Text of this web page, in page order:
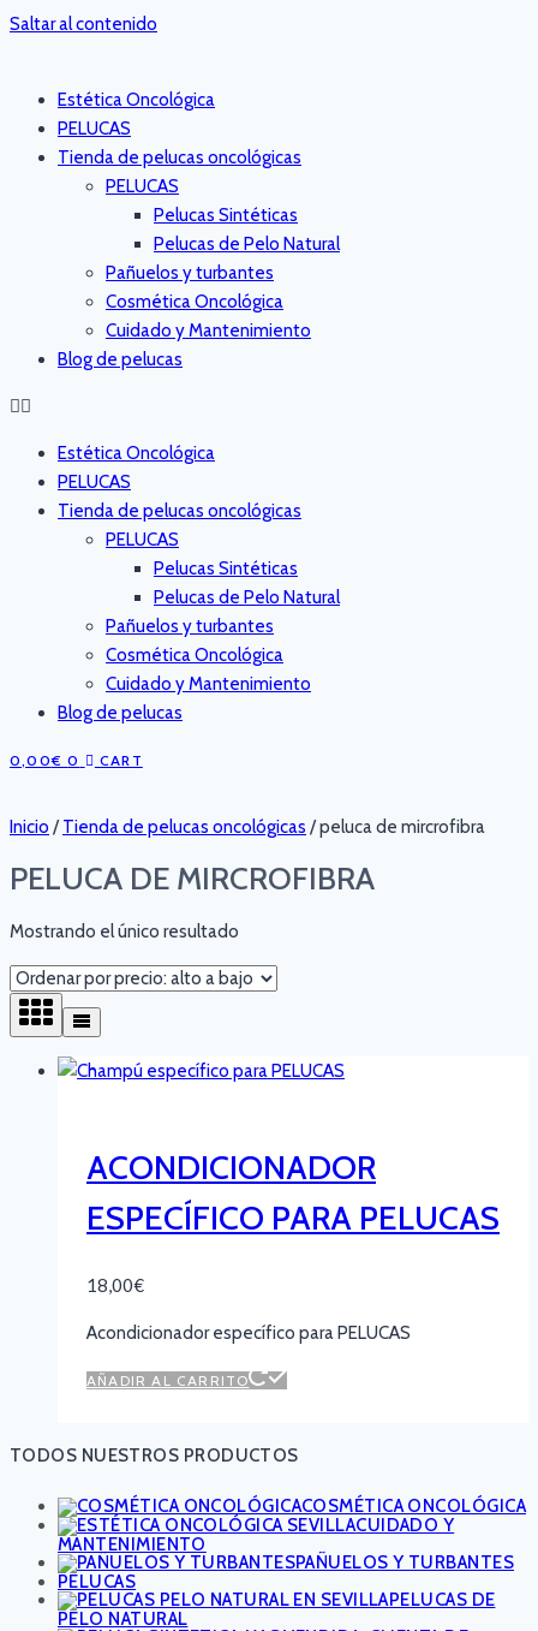
Saltar al contenido
Estética Oncológica
PELUCAS
Tienda de pelucas oncológicas
PELUCAS
Pelucas Sintéticas
Pelucas de Pelo Natural
Pañuelos y turbantes
Cosmética Oncológica
Cuidado y Mantenimiento
Blog de pelucas
Estética Oncológica
PELUCAS
Tienda de pelucas oncológicas
PELUCAS
Pelucas Sintéticas
Pelucas de Pelo Natural
Pañuelos y turbantes
Cosmética Oncológica
Cuidado y Mantenimiento
Blog de pelucas
0,00€ 0 CART
Inicio / Tienda de pelucas oncológicas /peluca de mircrofibra
PELUCA DE MIRCROFIBRA
Mostrando el único resultado
ACONDICIONADOR
ESPECÍFICO PARA PELUCAS
18,00€
Acondicionador específico para PELUCAS
AÑADIR AL CARRITO
TODOS NUESTROS PRODUCTOS
COSMÉTICA ONCOLÓGICA
CUIDADO Y
MANTENIMIENTO
PAÑUELOS Y TURBANTES
PELUCAS
PELUCAS DE
PELO NATURAL